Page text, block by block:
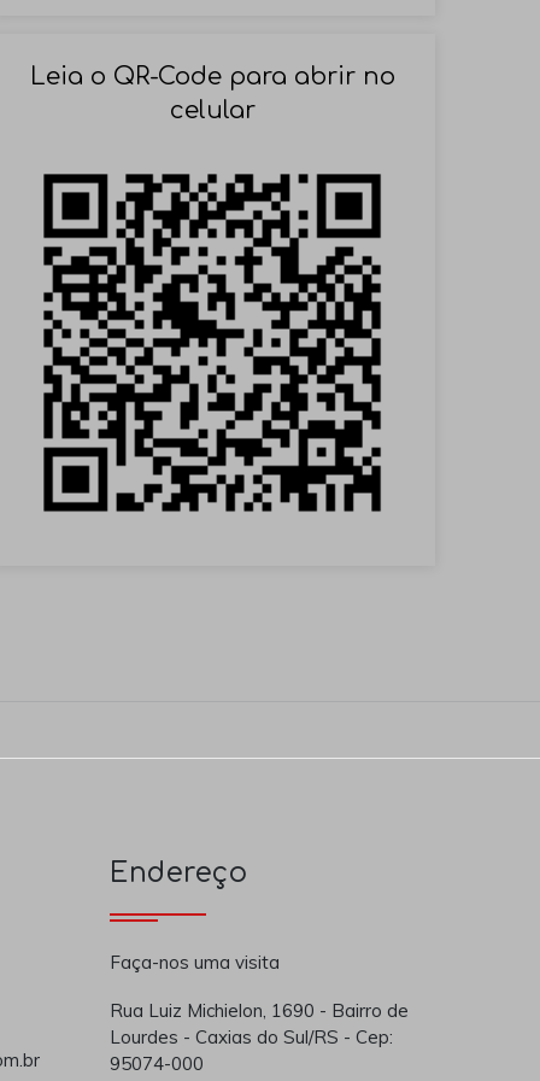
VOLTAR
Leia o QR-Code para abrir no
celular
Endereço
Faça-nos uma visita
Rua Luiz Michielon, 1690 - Bairro de
Lourdes - Caxias do Sul/RS - Cep:
95074-000